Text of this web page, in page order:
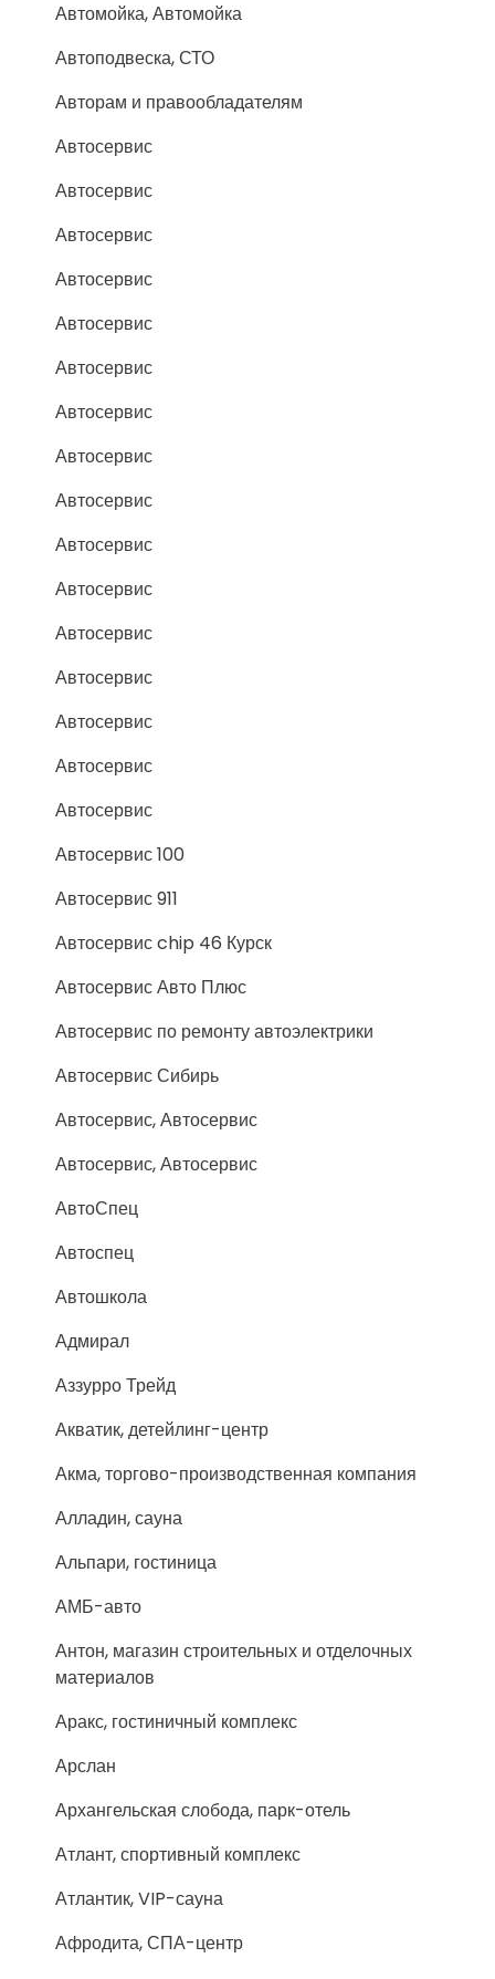
Автомойка, Автомойка
Автоподвеска, СТО
Авторам и правообладателям
Автосервис
Автосервис
Автосервис
Автосервис
Автосервис
Автосервис
Автосервис
Автосервис
Автосервис
Автосервис
Автосервис
Автосервис
Автосервис
Автосервис
Автосервис
Автосервис
Автосервис 100
Автосервис 911
Автосервис chip 46 Курск
Автосервис Авто Плюс
Автосервис по ремонту автоэлектрики
Автосервис Сибирь
Автосервис, Автосервис
Автосервис, Автосервис
АвтоСпец
Автоспец
Автошкола
Адмирал
Аззурро Трейд
Акватик, детейлинг-центр
Акма, торгово-производственная компания
Алладин, сауна
Альпари, гостиница
АМБ-авто
Антон, магазин строительных и отделочных
материалов
Аракс, гостиничный комплекс
Арслан
Архангельская слобода, парк-отель
Атлант, спортивный комплекс
Атлантик, VIP-сауна
Афродита, СПА-центр